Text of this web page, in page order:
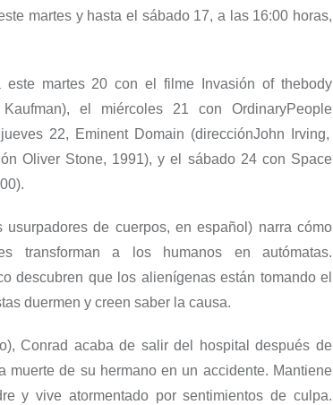
martes y hasta el sábado 17, a las 16:00 horas,
este martes 20con el filme Invasión ofthebody
Kaufman), el miércoles 21 con OrdinaryPeople
22, Eminent Domain (direcciónJohn Irving,
Oliver Stone, 1991), y el sábado 24 con Space
).
usurpadores de cuerpos,en español ) narra cómo
transforman a los humanos en autómatas.
descubren que los alienígenas están tomando el
duermen y creen saber la causa.
), Conrad acaba de salir del hospital después de
muerte de su hermano en un accidente. Mantiene
y vive atormentado por sentimientos de culpa.